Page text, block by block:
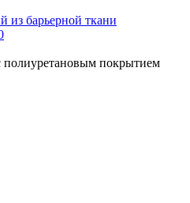
из барьерной ткани
полиуретановым покрытием